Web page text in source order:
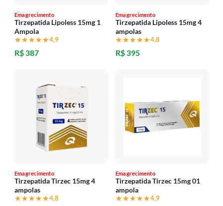
Emagrecimento
Tirzepatida Lipoless 15mg 1
Ampola
★★★★★
★★★★★4,9
R$ 387
Emagrecimento
Tirzepatida Lipoless 15mg 4
ampolas
★★★★★
★★★★★4,8
R$ 395
Emagrecimento
Tirzepatida Tirzec 15mg 4
ampolas
★★★★★
★★★★★4,8
Emagrecimento
Tirzepatida Tirzec 15mg 01
ampola
★★★★★
★★★★★4,9